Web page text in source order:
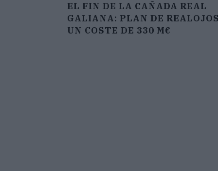
EL FIN DE LA CAÑADA REAL
GALIANA: PLAN DE
UN COSTE DE 330 M€